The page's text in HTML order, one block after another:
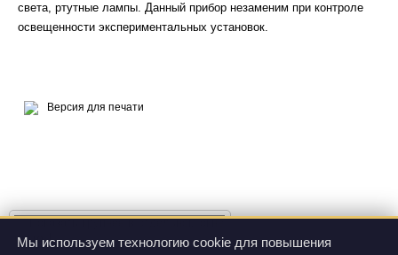
Мы используем технологию cookie для повышения
света, ртутные лампы. Данный прибор незаменим при контроле
освещенности экспериментальных установок.
Версия для печати
фото 1